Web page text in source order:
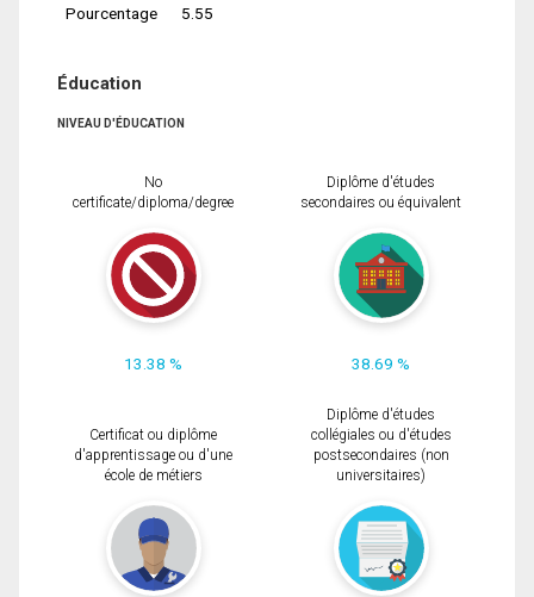
Pourcentage
5.55
Éducation
NIVEAU D'ÉDUCATION
No
certificate/diploma/degree
13.38 %
Diplôme d'études
secondaires ou équivalent
38.69 %
Certificat ou diplôme
d'apprentissage ou d'une
école de métiers
Diplôme d'études
collégiales ou d'études
postsecondaires (non
universitaires)